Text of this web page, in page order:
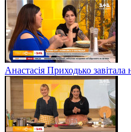
Анастасія Приходько завітала